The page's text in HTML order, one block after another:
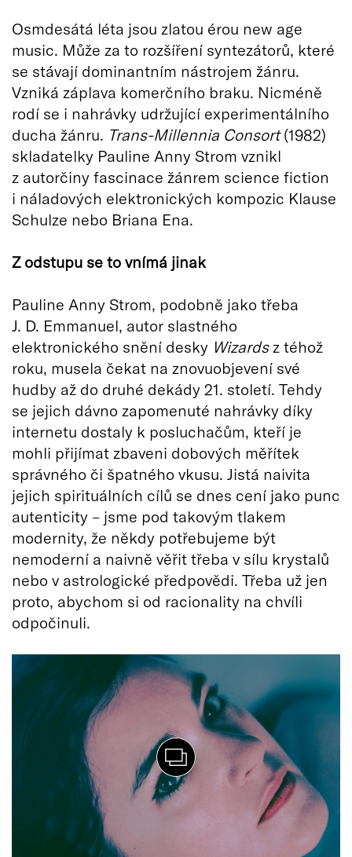
Osmdesátá léta jsou zlatou érou new age
music. Může za to rozšíření syntezátorů, které
se stávají dominantním nástrojem žánru.
Vzniká záplava komerčního braku. Nicméně
rodí se i nahrávky udržující experimentálního
ducha žánru. Trans-Millennia Consort(1982)
skladatelky Pauline Anny Strom vznikl
z autorčiny fascinace žánrem science fiction
i náladových elektronických kompozic Klause
Schulze nebo Briana Ena.
Z odstupu se to vnímá jinak
Pauline Anny Strom, podobně jako třeba
J. D. Emmanuel, autor slastného
elektronického snění desky Wizards z téhož
roku, musela čekat na znovuobjevení své
hudby až do druhé dekády 21. století. Tehdy
se jejich dávno zapomenuté nahrávky díky
internetu dostaly k posluchačům, kteří je
mohli přijímat zbaveni dobových měřítek
správného či špatného vkusu. Jistá naivita
jejich spirituálních cílů se dnes cení jako punc
autenticity – jsme pod takovým tlakem
modernity, že někdy potřebujeme být
nemoderní a naivně věřit třeba v sílu krystalů
nebo v astrologické předpovědi. Třeba už jen
proto, abychom si od racionality na chvíli
odpočinuli.